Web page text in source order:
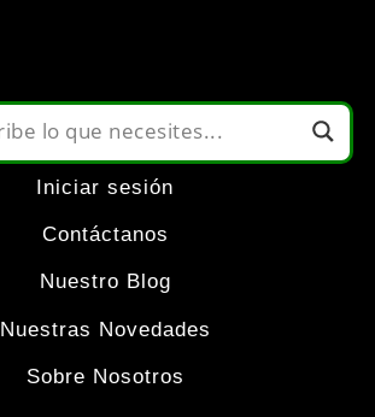
pueden
elegir
en
la
página
Iniciar sesión
Contáctanos
Nuestro Blog
Nuestras Novedades
Sobre Nosotros